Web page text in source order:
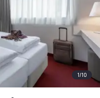
1/10